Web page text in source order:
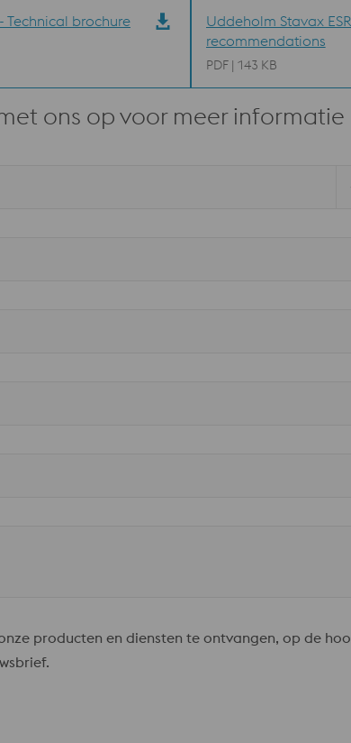
Technical brochure
Uddeholm Stavax
recommendations
PDF | 143 KB
ons op voor meer informatie
producten en diensten te ontvangen, op de